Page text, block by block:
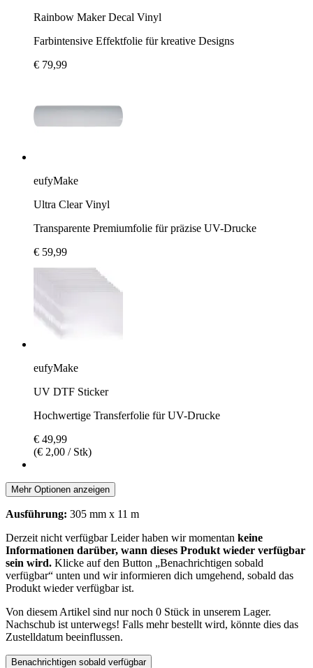
Rainbow Maker Decal Vinyl
Farbintensive Effektfolie für kreative Designs
€ 79,99
eufyMake
Ultra Clear Vinyl
Transparente Premiumfolie für präzise UV-Drucke
€ 59,99
eufyMake
UV DTF Sticker
Hochwertige Transferfolie für UV-Drucke
€ 49,99
(€ 2,00 / Stk)
Mehr Optionen anzeigen
Ausführung: 305 mm x 11 m
Derzeit nicht verfügbarLeider haben wir momentan keine
Informationen darüber, wann dieses Produkt wieder verfügbar
sein wird. Klicke auf den Button „Benachrichtigen sobald
verfügbar“ unten und wir informieren dich umgehend, sobald das
Produkt wieder verfügbar ist.
Von diesem Artikel sind nur noch 0 Stück in unserem Lager.
Nachschub ist unterwegs! Falls mehr bestellt wird, könnte dies das
Zustelldatum beeinflussen.
Benachrichtigen sobald verfügbar